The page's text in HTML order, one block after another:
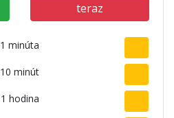
teraz
1 minúta
10 minút
1 hodina